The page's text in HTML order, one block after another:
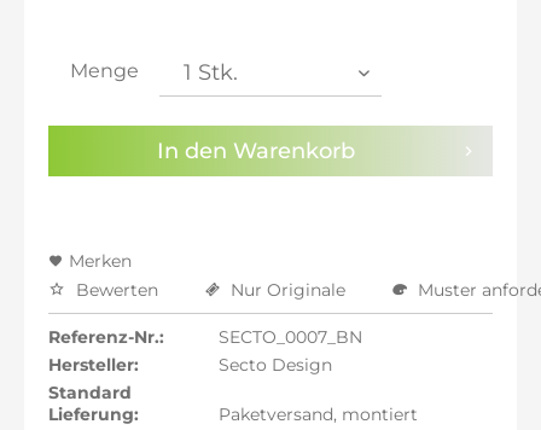
Sie haben dieDatenschutzbestimmungenzur
Kenntnis genommen.
inkl. 21% MwSt.: 711,76 €
inkl. 22% MwSt.: 717,65 €
Menge
In den Warenkorb
Merken
Bewerten
Nur Originale Muster
Referenz-Nr.:
SECTO_0007_BN
Hersteller:
Secto Design
Standard
Lieferung:
Paketversand, montiert